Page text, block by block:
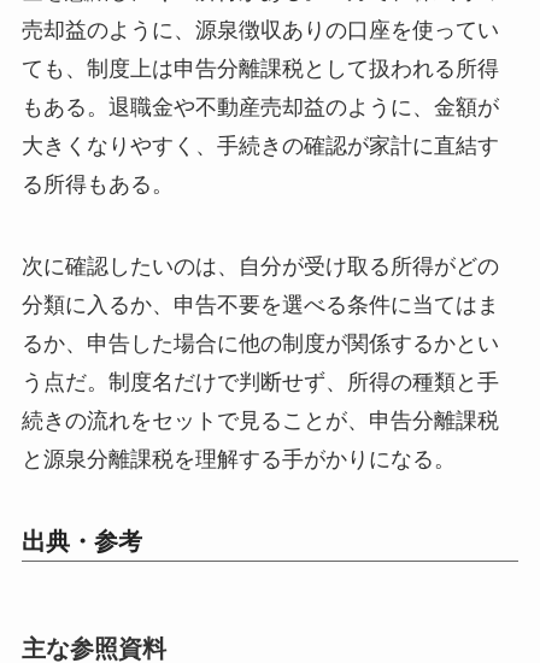
売却益のように、源泉徴収ありの口座を使ってい
ても、制度上は申告分離課税として扱われる所得
もある。退職金や不動産売却益のように、金額が
大きくなりやすく、手続きの確認が家計に直結す
る所得もある。
次に確認したいのは、自分が受け取る所得がどの
分類に入るか、申告不要を選べる条件に当てはま
るか、申告した場合に他の制度が関係するかとい
う点だ。制度名だけで判断せず、所得の種類と手
続きの流れをセットで見ることが、申告分離課税
と源泉分離課税を理解する手がかりになる。
出典・参考
主な参照資料